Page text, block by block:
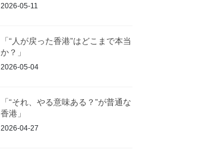
2026-05-11
「“人が戻った香港”はどこまで本当
か？」
2026-05-04
「“それ、やる意味ある？”が普通な
香港」
2026-04-27